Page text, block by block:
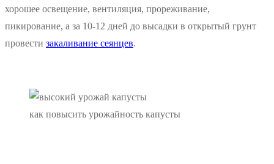
хорошее освещение, вентиляция, прореживание,
пикирование, а за 10-12 дней до высадки в открытый грунт
провести закаливание сеянцев.
как повысить урожайность капусты